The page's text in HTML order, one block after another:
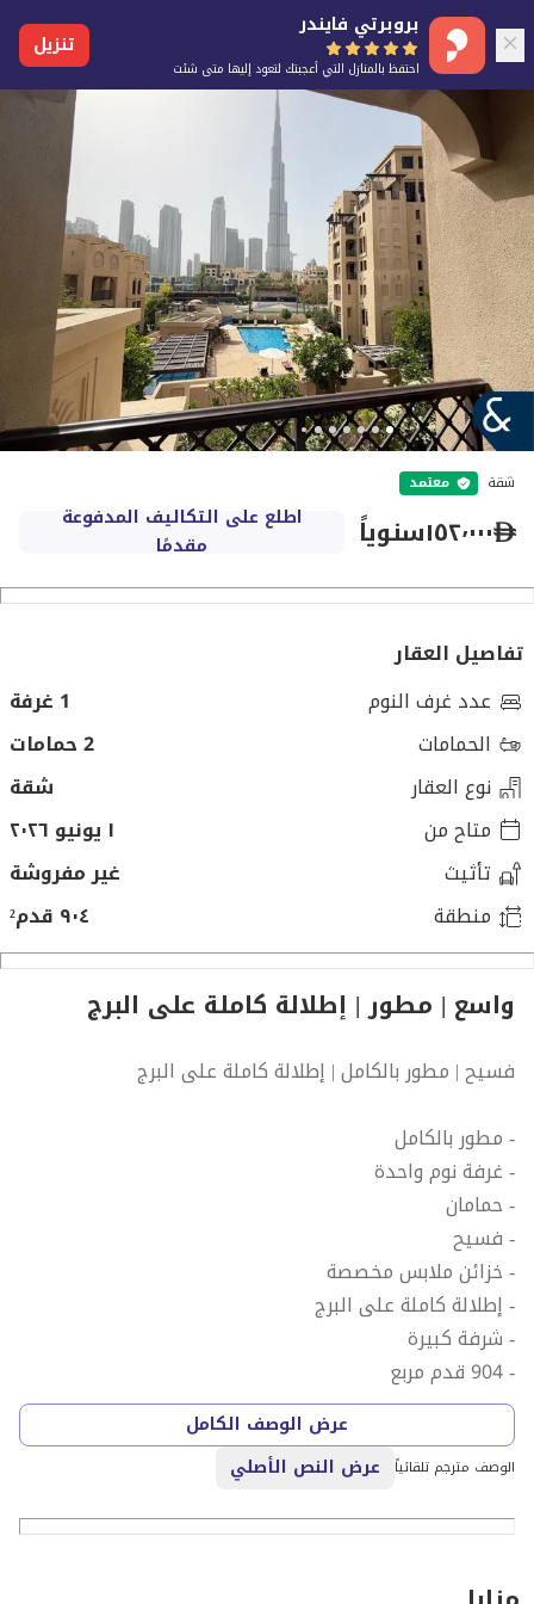
بروبرتي فايندر
احتفظ بالمنازل التي أعجبتك لتعود إليها متى شئت
تنزيل
شقة معتمد
١٥٢٬٠٠٠سنوياً
اطلع على التكاليف المدفوعة
مقدمًا
تفاصيل العقار
عدد غرف النوم
1 غرفة
الحمامات
2 حمامات
نوع العقار
شقة
متاح من
١ يونيو ٢٠٢٦
تأثيث
غير مفروشة
منطقة
٩٠٤ قدم²
واسع | مطور | إطلالة كاملة على البرج
فسيح | مطور بالكامل | إطلالة كاملة على البرج
- مطور بالكامل
- غرفة نوم واحدة
- حمامان
- فسيح
- خزائن ملابس مخصصة
- إطلالة كاملة على البرج
- شرفة كبيرة
- 904 قدم مربع
- رقم الإعلان: L-300881
اختبر حياة الرفاهية في هذه الشقة الفسيحه والمطورة
رواجًا في البلدة القديمة. تم تجديدها بعناية وفقًا لأعلى
عرض الوصف الكامل
الوصف مترجم تلقائياً عرض النص الأصلي